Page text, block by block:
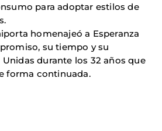
para adoptar estilos de
homenajeó a Esperanza
su tiempo y su
durante los 32 años que
forma continuada.